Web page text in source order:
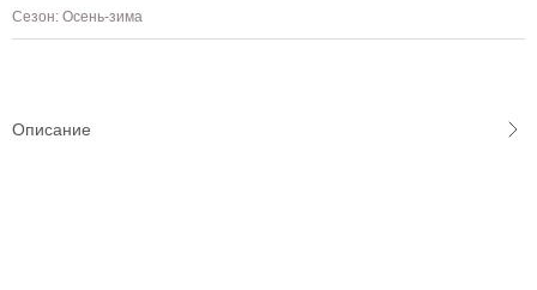
Сезон: Осень-зима
Описание